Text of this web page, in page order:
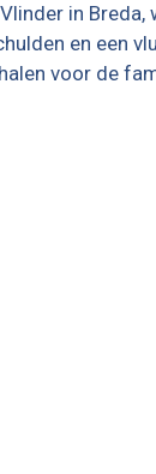
in Breda,
en een
voor de